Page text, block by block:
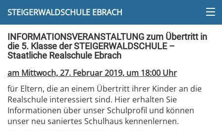
STEIGERWALDSCHULE EBRACH
INFORMATIONSVERANSTALTUNG zum Übertritt in
die 5. Klasse der STEIGERWALDSCHULE –
Staatliche Realschule Ebrach
am Mittwoch, 27. Februar 2019, um 18:00 Uhr
für Eltern, die an einem Übertritt ihrer Kinder an die
Realschule interessiert sind. Hier erhalten Sie
Informationen über unser Schulprofil und können
unser neu saniertes Schulhaus kennenlernen.